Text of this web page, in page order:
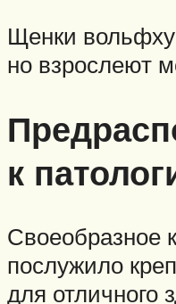
Щенки
но взрослеют
к
Своеобразное
послужило
для отличного